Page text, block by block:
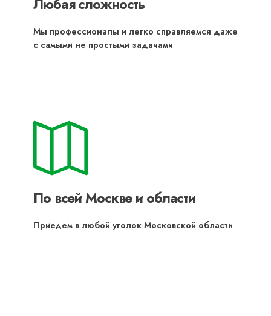
Любая сложность
Мы профессионалы и легко справляемся даже
с самыми не простыми задачами
По всей Москве и области
Приедем в любой уголок Московской области